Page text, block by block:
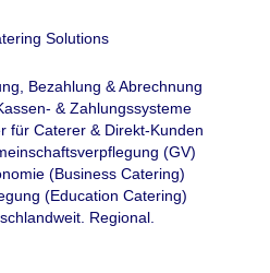
Solutions
Bezahlung & Abrechnung
& Zahlungssysteme
für Caterer & Direkt-Kunden
(GV)
(Business Catering)
(Education Catering)
Regional.